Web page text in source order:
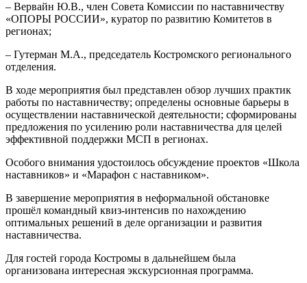
– Вервайн Ю.В., член Совета Комиссии по наставничеству
«ОПОРЫ РОССИИ», куратор по развитию Комитетов в
регионах;
– Гутерман М.А., председатель Костромского регионального
отделения.
В ходе мероприятия был представлен обзор лучших практик
работы по наставничеству; определены основные барьеры в
осуществлении наставнической деятельности; сформированы
предложения по усилению роли наставничества для целей
эффективной поддержки МСП в регионах.
Особого внимания удостоилось обсуждение проектов «Школа
наставников» и «Марафон с наставником».
В завершение мероприятия в неформальной обстановке
прошёл командный квиз-интенсив по нахождению
оптимальных решений в деле организации и развития
наставничества.
Для гостей города Костромы в дальнейшем была
организована интересная экскурсионная программа.